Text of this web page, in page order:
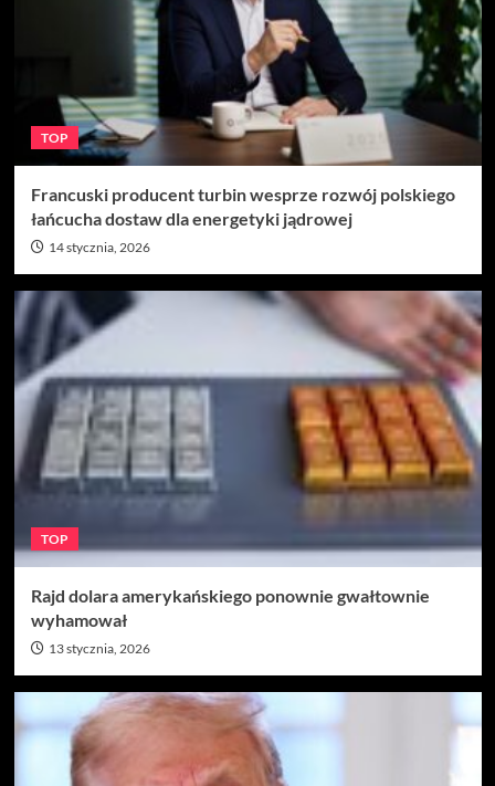
TOP
Francuski producent turbin wesprze rozwój polskiego
łańcucha dostaw dla energetyki jądrowej
14 stycznia, 2026
TOP
Rajd dolara amerykańskiego ponownie gwałtownie
wyhamował
13 stycznia, 2026